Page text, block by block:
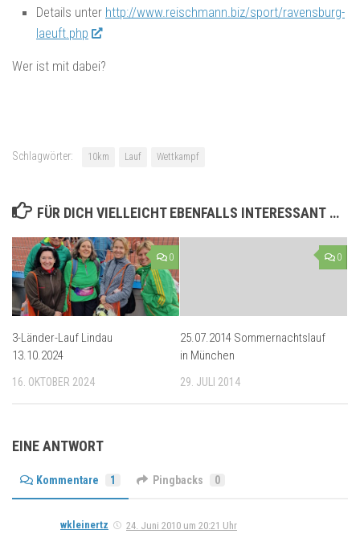
Details unter http://www.reischmann.biz/sport/ravensburg-
laeuft.php
Wer ist mit dabei?
Schlagwörter: 10km Lauf Wettkampf
FÜR DICH VIELLEICHT EBENFALLS INTERESSANT …
0
3-Länder-Lauf Lindau
13.10.2024
16. OKTOBER 2024
0
25.07.2014 Sommernachtslauf
in München
29. JULI 2014
EINE ANTWORT
Kommentare 1 Pingbacks 0
wkleinertz 24. Juni 2010 um 20:21 Uhr